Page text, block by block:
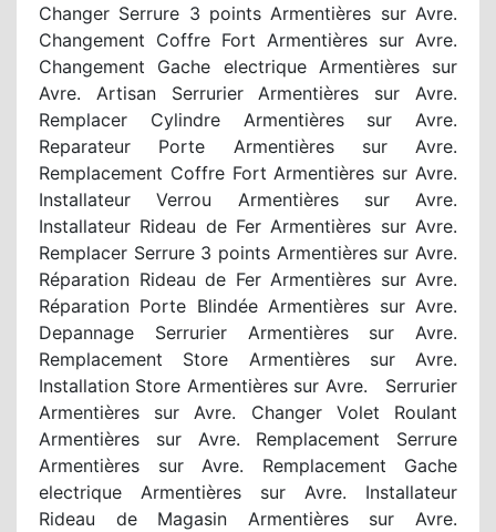
Changer Serrure 3 points Armentières sur Avre.
Changement Coffre Fort Armentières sur Avre.
Changement Gache electrique Armentières sur
Avre. Artisan Serrurier Armentières sur Avre.
Remplacer Cylindre Armentières sur Avre.
Reparateur Porte Armentières sur Avre.
Remplacement Coffre Fort Armentières sur Avre.
Installateur Verrou Armentières sur Avre.
Installateur Rideau de Fer Armentières sur Avre.
Remplacer Serrure 3 points Armentières sur Avre.
Réparation Rideau de Fer Armentières sur Avre.
Réparation Porte Blindée Armentières sur Avre.
Depannage Serrurier Armentières sur Avre.
Remplacement Store Armentières sur Avre.
Installation Store Armentières sur Avre. Serrurier
Armentières sur Avre. Changer Volet Roulant
Armentières sur Avre. Remplacement Serrure
Armentières sur Avre. Remplacement Gache
electrique Armentières sur Avre. Installateur
Rideau de Magasin Armentières sur Avre.